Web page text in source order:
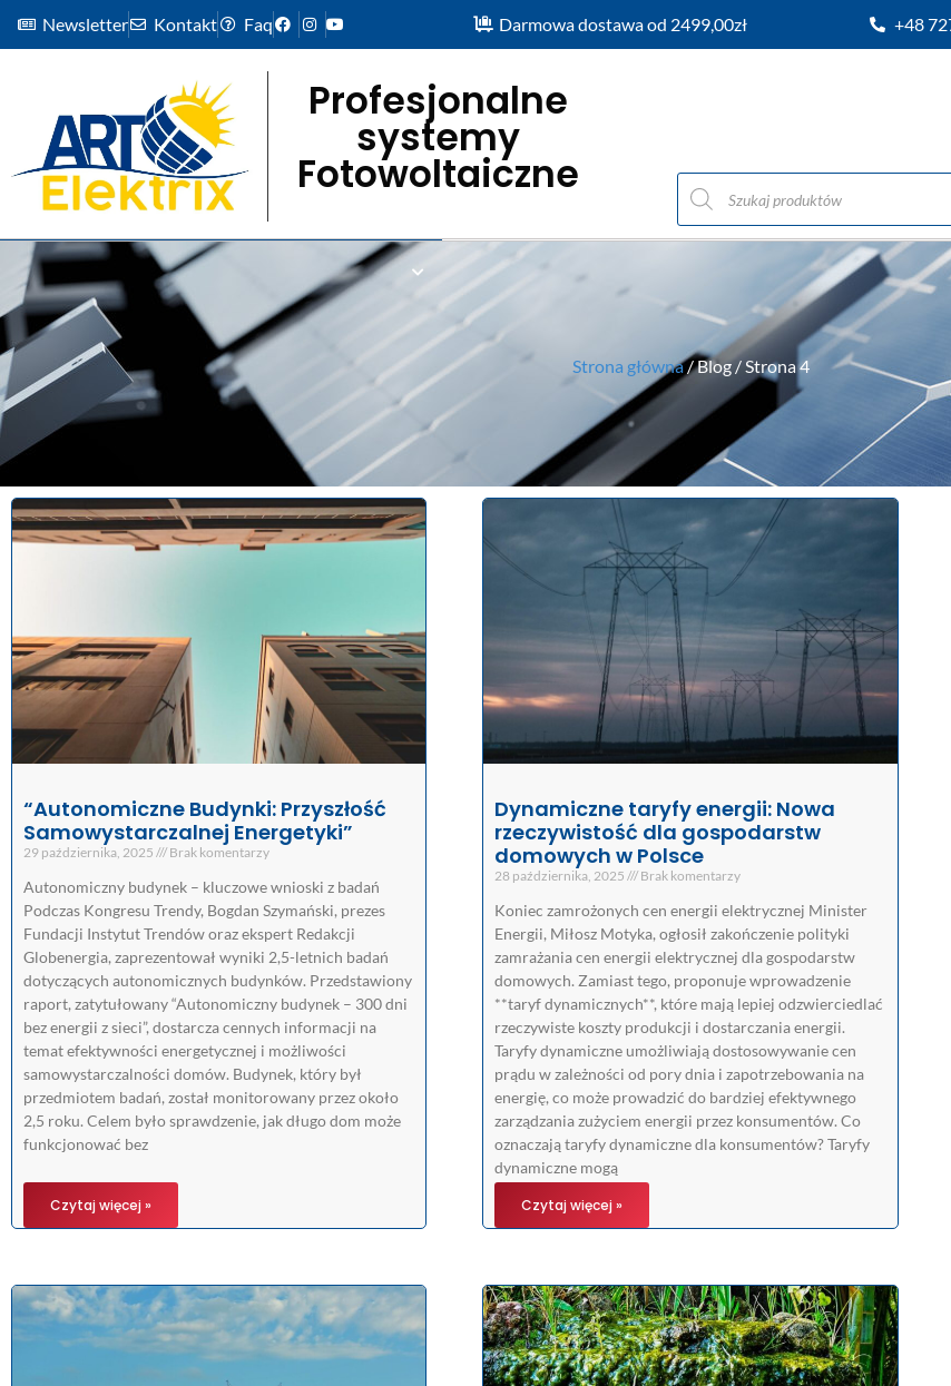
Newsletter Kontakt Faq Darmowa dostawa od 2499,00zł +48
Profesjonalne
systemy
Fotowoltaiczne
Strona główna/ Blog / Strona 4
“Autonomiczne Budynki: Przyszłość
Samowystarczalnej Energetyki”
29 października, 2025 Brak komentarzy
Autonomiczny budynek – kluczowe wnioski z badań
Podczas Kongresu Trendy, Bogdan Szymański, prezes
Fundacji Instytut Trendów oraz ekspert Redakcji
Globenergia, zaprezentował wyniki 2,5-letnich badań
dotyczących autonomicznych budynków. Przedstawiony
raport, zatytułowany “Autonomiczny budynek – 300 dni
bez energii z sieci”, dostarcza cennych informacji na
temat efektywności energetycznej i możliwości
samowystarczalności domów. Budynek, który był
przedmiotem badań, został monitorowany przez około
2,5 roku. Celem było sprawdzenie, jak długo dom może
funkcjonować bez
Czytaj więcej »
Dynamiczne taryfy energii: Nowa
rzeczywistość dla gospodarstw
domowych w Polsce
28 października, 2025 Brak komentarzy
Koniec zamrożonych cen energii elektrycznej Minister
Energii, Miłosz Motyka, ogłosił zakończenie polityki
zamrażania cen energii elektrycznej dla gospodarstw
domowych. Zamiast tego, proponuje wprowadzenie
**taryf dynamicznych**, które mają lepiej odzwierciedlać
rzeczywiste koszty produkcji i dostarczania energii.
Taryfy dynamiczne umożliwiają dostosowywanie cen
prądu w zależności od pory dnia i zapotrzebowania na
energię, co może prowadzić do bardziej efektywnego
zarządzania zużyciem energii przez konsumentów. Co
oznaczają taryfy dynamiczne dla konsumentów? Taryfy
dynamiczne mogą
Czytaj więcej »